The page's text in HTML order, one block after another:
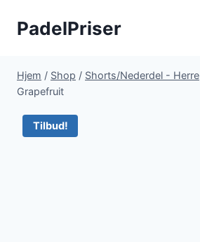
PadelPriser
Hjem / Shop / Shorts/Nederdel - Herre
Grapefruit
Tilbud!